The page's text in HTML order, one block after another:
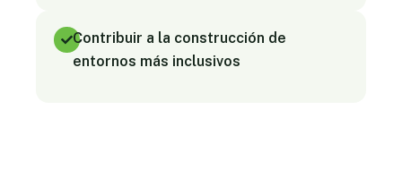
Contribuir a la construcción de
entornos más inclusivos